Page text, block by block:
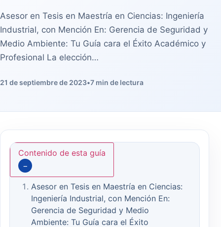
Asesor en Tesis en Maestría en Ciencias: Ingeniería
Industrial, con Mención En: Gerencia de Seguridad y
Medio Ambiente: Tu Guía cara el Éxito Académico y
Profesional La elección…
21 de septiembre de 2023•7 min de lectura
Contenido de esta guía
−
Asesor en Tesis en Maestría en Ciencias:
Ingeniería Industrial, con Mención En:
Gerencia de Seguridad y Medio
Ambiente: Tu Guía cara el Éxito